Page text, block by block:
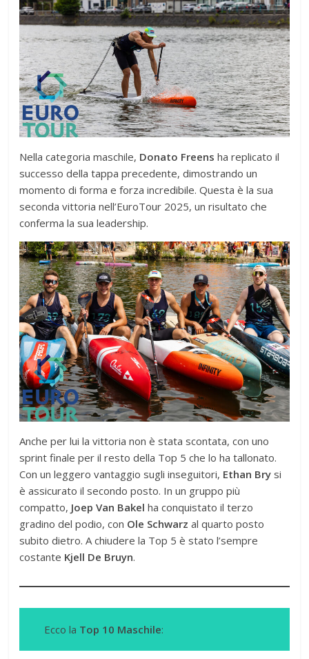
Nella categoria maschile, Donato Freens ha replicato il
successo della tappa precedente, dimostrando un
momento di forma e forza incredibile. Questa è la sua
seconda vittoria nell’EuroTour 2025, un risultato che
conferma la sua leadership.
Anche per lui la vittoria non è stata scontata, con uno
sprint finale per il resto della Top 5 che lo ha tallonato.
Con un leggero vantaggio sugli inseguitori, Ethan Bry si
è assicurato il secondo posto. In un gruppo più
compatto, Joep Van Bakel ha conquistato il terzo
gradino del podio, con Ole Schwarz al quarto posto
subito dietro. A chiudere la Top 5 è stato l’sempre
costante Kjell De Bruyn.
Ecco la Top 10 Maschile: